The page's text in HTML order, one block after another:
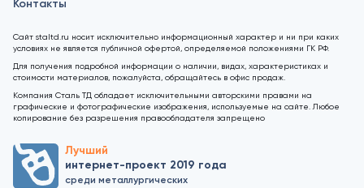
Контакты
Сайт staltd.ru носит исключительно информационный характер и ни при каких
условиях не является публичной офертой, определяемой положениями ГК РФ.
Для получения подробной информации о наличии, видах, характеристиках и
стоимости материалов, пожалуйста, обращайтесь в офис продаж.
Компания Сталь ТД обладает исключительными авторскими правами на
графические и фотографические изображения, используемые на сайте. Любое
копирование без разрешения правообладателя запрещено
Лучший
интернет-проект 2019 года
среди металлургических